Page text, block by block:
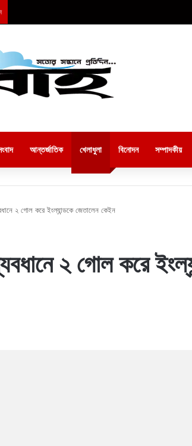
আন্তর্জাতিক খেলাধুলা বিনোদন সম্পাদকীয়
২ গোল করে ইংল্যান্ডকে জেতালেন কেইন
২ গোল করে